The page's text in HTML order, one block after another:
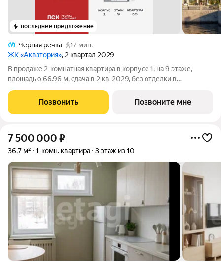
последнее предложение
Чёрная речка
17 мин.
ЖК «Акватория», 2 квартал 2029
В продаже 2-комнатная квартира в корпусе 1, на 9 этаже,
площадью 66.96 м, сдача в 2 кв. 2029, без отделки в
Премиальный дом «Акватория», возводимый на Выборгской
набережной у Кантемировского моста -
Позвонить Позвоните мне
7 500 000 ₽
36,7 м² 1-комн. квартира 3 этаж из 10